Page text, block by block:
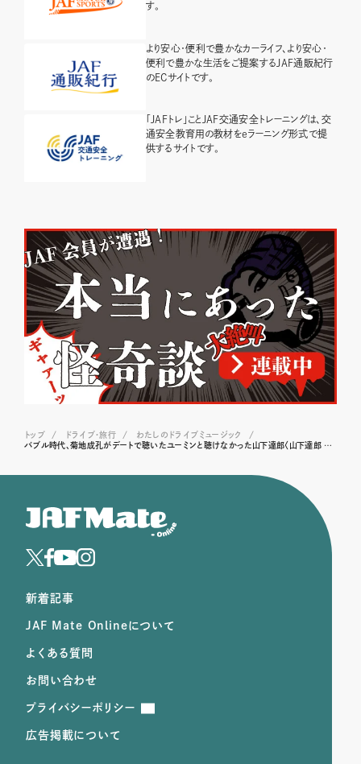
す。
より安心・便利で豊かなカーライフ、より安心・
便利で豊かな生活をご提案するJAF通販紀行
のECサイトです。
「JAFトレ」ことJAF交通安全トレーニングは、交
通安全教育用の教材をeラーニング形式で提
供するサイトです。
トップ ドライブ･旅行
わたしのドライブミュージック
バブル時代、菊地成孔がデートで聴いたユーミンと聴けなかった山下達郎〈山下達郎 / RIDE ON TIME〉
新着記事
JAF Mate Onlineについて
よくある質問
お問い合わせ
プライバシーポリシー
広告掲載について